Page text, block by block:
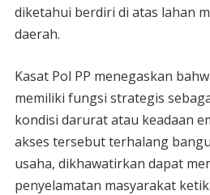
diketahui berdiri di atas lahan
daerah.
Kasat Pol PP menegaskan
memiliki fungsi strategis
kondisi darurat atau keadaan
akses tersebut terhalang
usaha, dikhawatirkan dapat
penyelamatan masyarakat